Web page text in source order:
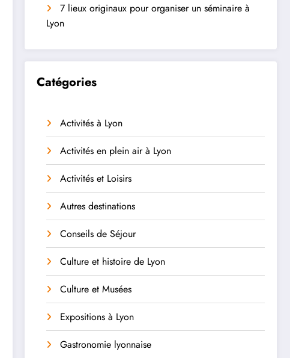
7 lieux originaux pour organiser un séminaire à
Lyon
Catégories
Activités à Lyon
Activités en plein air à Lyon
Activités et Loisirs
Autres destinations
Conseils de Séjour
Culture et histoire de Lyon
Culture et Musées
Expositions à Lyon
Gastronomie lyonnaise